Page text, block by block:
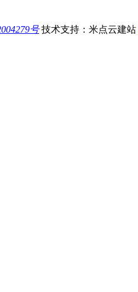
号 技术支持：米点云建站